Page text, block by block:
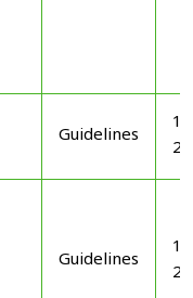
Guidelines
Guidelines